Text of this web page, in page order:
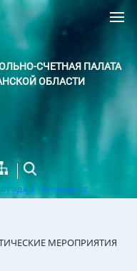
СЧЕТНАЯ ПАЛАТА
ОБЛАСТИ
в Мурманске
МЕРОПРИЯТИЯ